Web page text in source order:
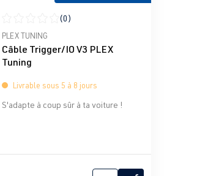
Note moyenne de 0 sur 5 étoiles
(0)
PLEX TUNING
Câble Trigger/IO V3 PLEX
Tuning
Livrable sous 5 à 8 jours
S'adapte à coup sûr à ta voiture !